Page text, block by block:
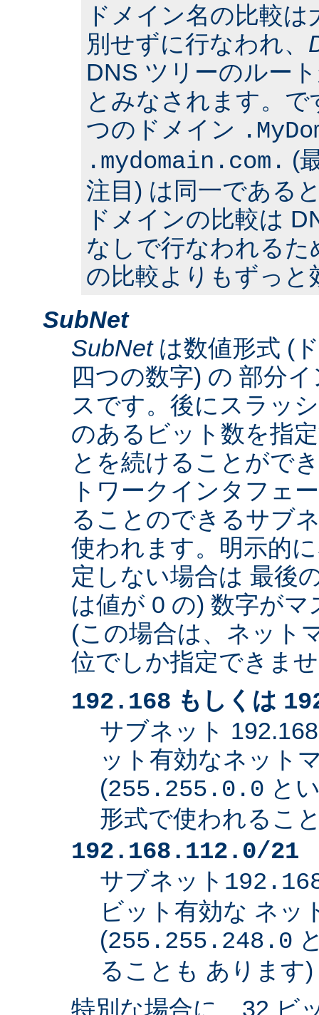
ドメイン名の比較
別せずに行なわれ、
DNS ツリーのルー
とみなされます。
つのドメイン
.mydomain.com. (
注目) は同一である
ドメインの比較は
なしで行なわれる
の比較よりもずっと
SubNet
SubNetは数値形式 (
四つの数字) の 部分
スです。後にスラッ
のあるビット数を指
とを続けることがで
トワークインタフェ
ることのできるサブ
使われます。明示的
定しない場合は 最後
は値が 0 の) 数字が
(この場合は、ネット
位でしか指定できま
192.168 もしくは
サブネット
ット有効なネット
(255.255.0.0 と
形式で使われるこ
192.168.112.0/21
サブネット
ビット有効な ネッ
(255.255.248.0
ることも あります)
特別な場合に、32 ビ